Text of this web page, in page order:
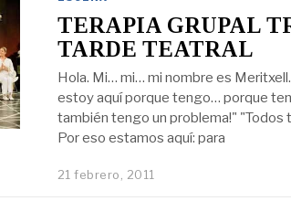
TERAPIA GRUPAL
TARDE TEATRAL
Hola. Mi… mi… mi nombre es
estoy aquí porque tengo… porque
también tengo un problema!" "Todos
Por eso estamos aquí: para
21 febrero, 2011